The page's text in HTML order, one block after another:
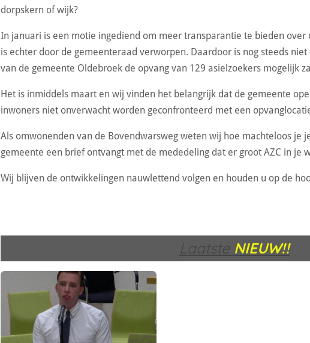
dorpskern of wijk?
In januari is een motie ingediend om meer transparantie te bieden over
is echter door de gemeenteraad verworpen. Daardoor is nog steeds
van de gemeente Oldebroek de opvang van 129 asielzoekers mogelijk
Het is inmiddels maart en wij vinden het belangrijk dat de gemeente
inwoners niet onverwacht worden geconfronteerd met een
Als omwonenden van de Bovendwarsweg weten wij hoe machteloos je
gemeente een brief ontvangt met de mededeling dat er groot AZC in je
Wij blijven de ontwikkelingen nauwlettend volgen en houden u op de
Laatste NIEUW!!